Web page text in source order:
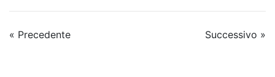
« Precedente Successivo »